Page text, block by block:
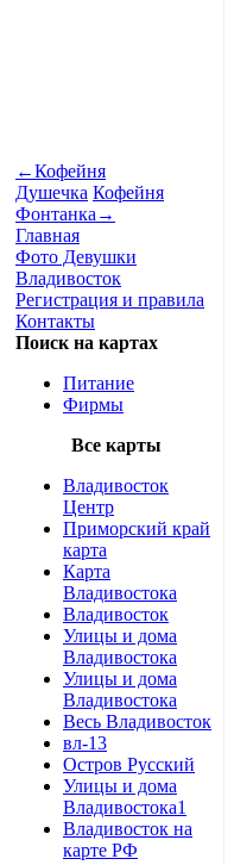
←Кофейня
Душечка Кофейня
Фонтанка →
Главная
Фото Девушки
Владивосток
Регистрация и правила
Контакты
Поиск на картах
Питание
Фирмы
Все карты
Владивосток
Центр
Приморский край
карта
Карта
Владивостока
Владивосток
Улицы и дома
Владивостока
Улицы и дома
Владивостока
Весь Владивосток
вл-13
Остров Русский
Улицы и дома
Владивостока1
Владивосток на
карте РФ